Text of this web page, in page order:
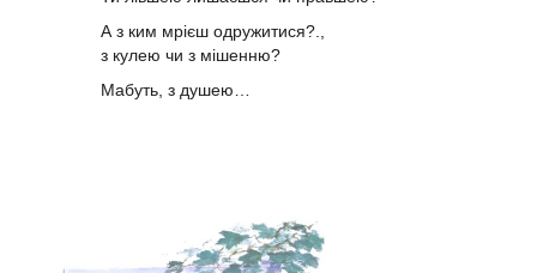
А з ким мрієш одружитися?.,
з кулею чи з мішенню?
Мабуть, з душею…